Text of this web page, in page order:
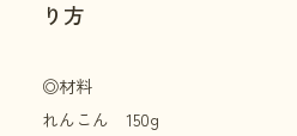
り方
◎材料
れんこん 150g